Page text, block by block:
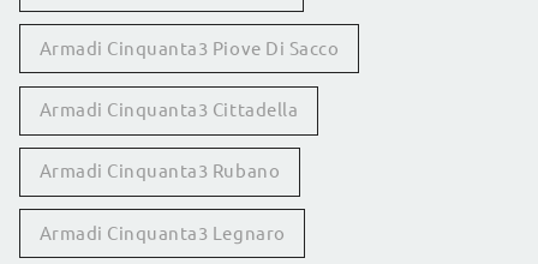
Armadi Cinquanta3 Piove Di Sacco
Armadi Cinquanta3 Cittadella
Armadi Cinquanta3 Rubano
Armadi Cinquanta3 Legnaro